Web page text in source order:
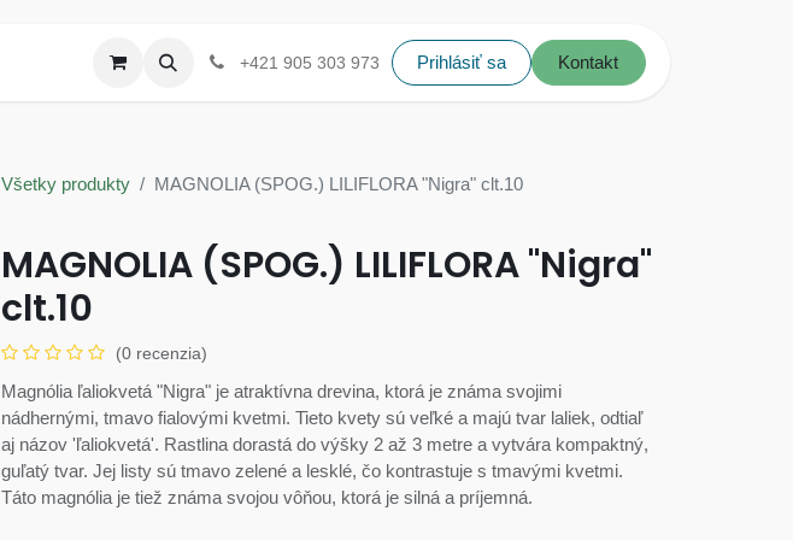
+421 905 303 973 Prihlásiť sa Kontakt
Všetky produkty MAGNOLIA (SPOG.) LILIFLORA "Nigra" clt.10
MAGNOLIA (SPOG.) LILIFLORA "Nigra"
clt.10
(0 recenzia)
Magnólia ľaliokvetá "Nigra" je atraktívna drevina, ktorá je známa svojimi
nádhernými, tmavo fialovými kvetmi. Tieto kvety sú veľké a majú tvar laliek, odtiaľ
aj názov 'ľaliokvetá'. Rastlina dorastá do výšky 2 až 3 metre a vytvára kompaktný,
guľatý tvar. Jej listy sú tmavo zelené a lesklé, čo kontrastuje s tmavými kvetmi.
Táto magnólia je tiež známa svojou vôňou, ktorá je silná a príjemná.